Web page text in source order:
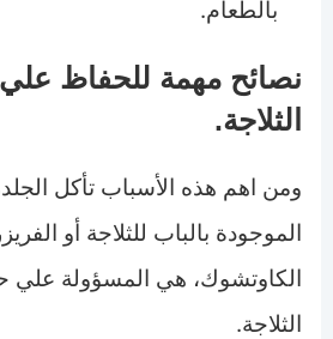
بالطعام.
نصائح مهمة للحفاظ
الثلاجة.
ومن اهم هذه الأسباب تأكل
الموجودة بالباب للثلاجة أو
الكاوتشوك، هي المسؤولة علي
الثلاجة.